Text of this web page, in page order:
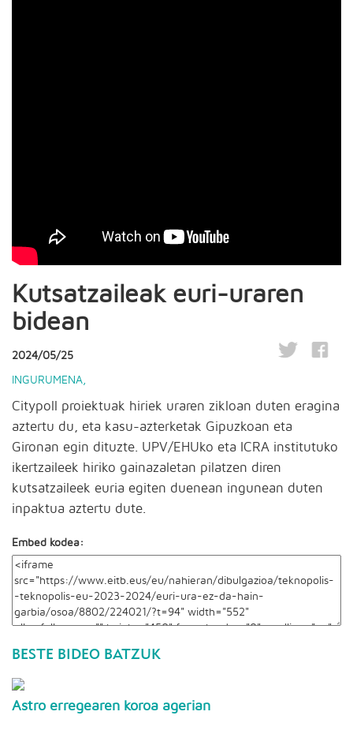
Kutsatzaileak euri-uraren
bidean
2024/05/25
INGURUMENA
Citypoll proiektuak hiriek uraren zikloan duten eragina
aztertu du, eta kasu-azterketak Gipuzkoan eta
Gironan egin dituzte. UPV/EHUko eta ICRA institutuko
ikertzaileek hiriko gainazaletan pilatzen diren
kutsatzaileek euria egiten duenean ingunean duten
inpaktua aztertu dute.
Embed kodea:
BESTE BIDEO BATZUK
Astro erregearen koroa agerian